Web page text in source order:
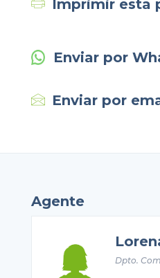
Imprimir esta
Enviar por
Enviar por
Agente
Dpto.